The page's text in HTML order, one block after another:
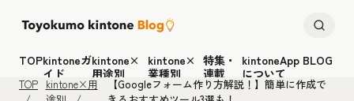
TOPkintoneガ
イド
kintone×
用途別
kintone×
業種別
特集・
連載
kintoneApp BLOG
について
TOP kintone×用
【Googleフォーム作り方解説！】簡単に作成で